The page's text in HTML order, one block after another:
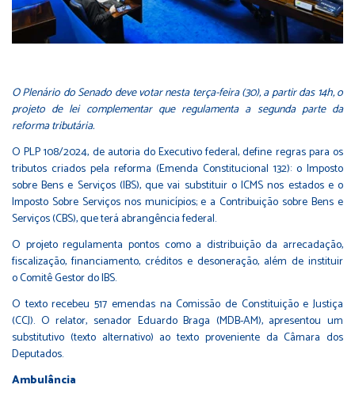
O Plenário do Senado deve votar nesta terça-feira (30), a partir das 14h, o
projeto de lei complementar que regulamenta a segunda parte da
reforma tributária.
OPLP 108/2024, de autoria do Executivo federal, define regras para os
tributos criados pela reforma (Emenda Constitucional 132): o Imposto
sobre Bens e Serviços (IBS), que vai substituir o ICMS nos estados e o
Imposto Sobre Serviços nos municípios; e a Contribuição sobre Bens e
Serviços (CBS), que terá abrangência federal.
O projeto regulamenta pontos como a distribuição da arrecadação,
fiscalização, financiamento, créditos e desoneração, além de instituir
o Comitê Gestor do IBS.
O texto recebeu 517 emendas na Comissão de Constituição e Justiça
(CCJ). O relator, senador Eduardo Braga (MDB-AM), apresentou um
substitutivo (texto alternativo) ao texto proveniente da Câmara dos
Deputados.
Ambulância